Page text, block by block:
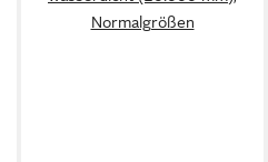
Normalgrößen